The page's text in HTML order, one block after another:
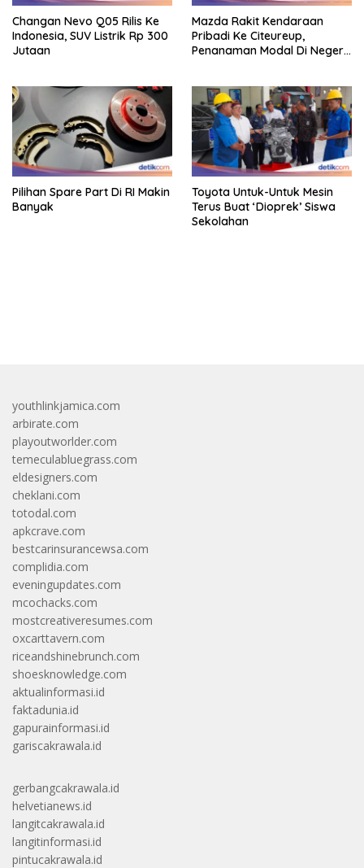
Changan Nevo Q05 Rilis Ke
Indonesia, SUV Listrik Rp 300
Jutaan
Mazda Rakit Kendaraan
Pribadi Ke Citeureup,
Penanaman Modal Di Negeri
Pilihan Spare Part Di RI Makin
Banyak
Toyota Untuk-Untuk Mesin
Terus Buat ‘Dioprek’ Siswa
Sekolahan
youthlinkjamica.com
arbirate.com
playoutworlder.com
temeculabluegrass.com
eldesigners.com
cheklani.com
totodal.com
apkcrave.com
bestcarinsurancewsa.com
complidia.com
eveningupdates.com
mcochacks.com
mostcreativeresumes.com
oxcarttavern.com
riceandshinebrunch.com
shoesknowledge.com
aktualinformasi.id
faktadunia.id
gapurainformasi.id
gariscakrawala.id
gerbangcakrawala.id
helvetianews.id
langitcakrawala.id
langitinformasi.id
pintucakrawala.id